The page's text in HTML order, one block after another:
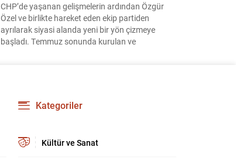
CHP’de yaşanan gelişmelerin ardından Özgür
Özel ve birlikte hareket eden ekip partiden
ayrılarak siyasi alanda yeni bir yön çizmeye
başladı. Temmuz sonunda kurulan ve
bulduğu iddiaları gündemi...
Kategoriler
Kültür ve Sanat